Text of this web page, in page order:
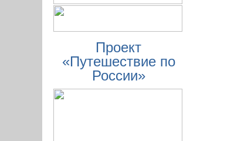
Проект
«Путешествие по
России»